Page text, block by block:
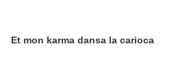
Et mon karma dansa la carioca